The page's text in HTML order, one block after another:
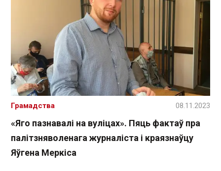
«Яго пазнавалі на вуліцах». Пяць фактаў пра
палітзняволенага журналіста і краязнаўцу
Яўгена Меркіса
Грамадства 08.11.2023